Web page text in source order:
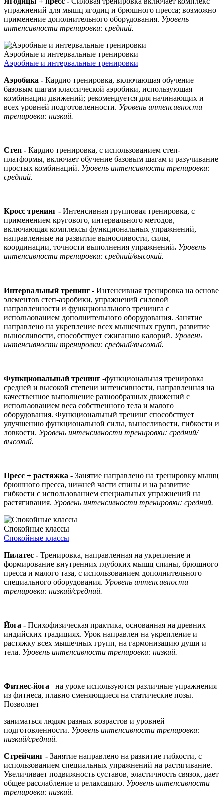
упражнений для мышц ягодиц и брюшного пресса; возможно
применение дополнительного оборудования. Уровень
интенсивности тренировки: средний.
Аэробные и интервальные тренировки
Аэробные и интервальные тренировки
Аэробика - Кардио тренировка, включающая обучение
базовым шагам классической аэробики, использующая
комбинации движений; рекомендуется для начинающих и
всех уровней подготовленности. Уровень интенсивности
тренировки: низкий.
Степ - Кардио тренировка, с использованием степ-
платформы, включает обучение базовым шагам и разучивание
простых комбинаций. Уровень интенсивности тренировки:
средний.
Кросс тренинг - Интенсивная групповая тренировка, с
применением кругового, интервального методов,
включающая комплексы функциональных упражнений,
направленные на развитие выносливости, силы,
координации, точности выполнения упражнений. Уровень
интенсивности тренировки: средний/высокий.
Интервальный тренинг - Интенсивная тренировка на основе
элементов степ-аэробики, упражнений силовой
направленности и функционального тренинга с
использованием дополнительного оборудования. Занятие
направлено на укрепление всех мышечных групп, развитие
выносливости, способствует сжиганию калорий. Уровень
интенсивности тренировки: средний/высокий.
Функциональный тренинг -функциональная тренировка
средней и высокой степени интенсивности, направленная на
качественное выполнение разнообразных движений с
использованием веса собственного тела и малого
оборудования. Функциональный тренинг способствует
улучшению функциональной силы, выносливости, гибкости и
ловкости. Уровень интенсивности тренировки: средний/
высокий.
Пресс + растяжка - Занятие направлено на тренировку мышц
брюшного пресса, нижней части спины и на развитие
гибкости с использованием специальных упражнений на
растягивания. Уровень интенсивности тренировки: средний.
Спокойные классы
Спокойные классы
Пилатес - Тренировка, направленная на укрепление и
формирование внутренних глубоких мышц спины, брюшного
пресса и малого таза, с использованием дополнительного
специального оборудования. Уровень интенсивности
тренировки: низкий/средний.
Йога - Психофизическая практика, основанная на древних
индийских традициях. Урок направлен на укрепление и
растяжку всех мышечных групп, на гармонизацию души и
тела. Уровень интенсивности тренировки: низкий.
Фитнес-йога– на уроке используются различные упражнения
из фитнеса, плавно сменяющиеся на статические позы.
Позволяет
заниматься людям разных возрастов и уровней
подготовленности. Уровень интенсивности тренировки:
низкий/средний.
Стрейчинг - Занятие направлено на развитие гибкости, с
использованием специальных упражнений на растягивание.
Увеличивает подвижность суставов, эластичность связок, дает
общее расслабление и релаксацию. Уровень интенсивности
тренировки: низкий.